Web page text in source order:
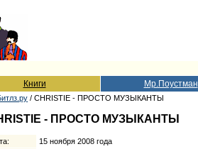
Книги Мр.Поустман
/ CHRISTIE - ПРОСТО МУЗЫКАНТЫ
- ПРОСТО МУЗЫКАНТЫ
15 ноября 2008 года